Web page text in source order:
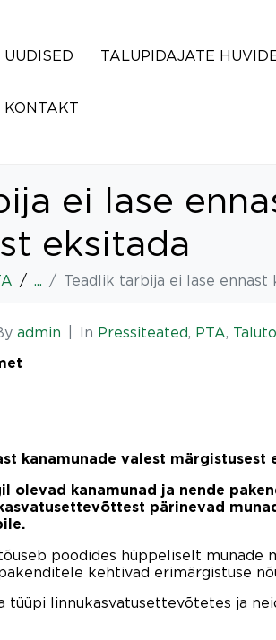
UUDISED TALUPIDAJATE
KONTAKT
ei lase
eksitada
... Teadlik tarbija ei lase ennast
admin In Pressiteated, PTA,
kanamunade valest märgistusest
olevad kanamunad ja nende
pärinevad
poodides hüppeliselt munade
kehtivad erimärgistuse
tüüpi linnukasvatusettevõtetes ja